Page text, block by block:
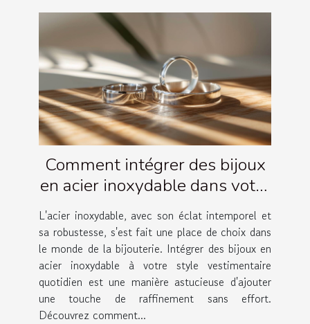
Comment intégrer des bijoux
en acier inoxydable dans votre
garde-robe quotidienne
L'acier inoxydable, avec son éclat intemporel et
sa robustesse, s'est fait une place de choix dans
le monde de la bijouterie. Intégrer des bijoux en
acier inoxydable à votre style vestimentaire
quotidien est une manière astucieuse d'ajouter
une touche de raffinement sans effort.
Découvrez comment...